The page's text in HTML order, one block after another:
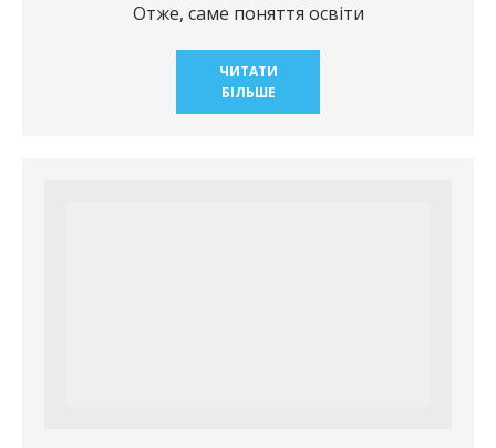
Отже, саме поняття освіти
ЧИТАТИ
БІЛЬШЕ